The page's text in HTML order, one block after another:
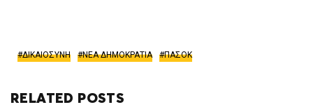
ΔΙΚΑΙΟΣΥΝΗ ΝΕΑ ΔΗΜΟΚΡΑΤΙΑ ΠΑΣΟΚ
RELATED POSTS